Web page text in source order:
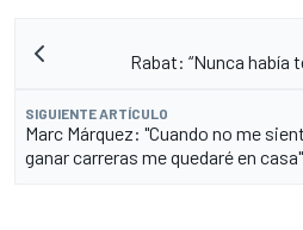
Rabat: “Nunca había
SIGUIENTE ARTÍCULO
Marc Márquez: "Cuando no me
ganar carreras me quedaré en casa"